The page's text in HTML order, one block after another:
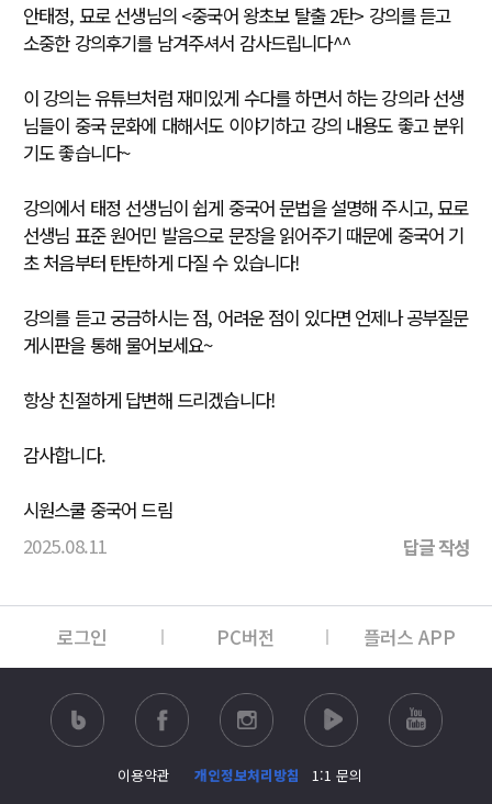
안태정, 묘로 선생님의 <중국어 왕초보 탈출 2탄> 강의를 듣고
소중한 강의후기를 남겨주셔서 감사드립니다^^
이 강의는 유튜브처럼 재미있게 수다를 하면서 하는 강의라 선생
님들이 중국 문화에 대해서도 이야기하고 강의 내용도 좋고 분위
기도 좋습니다~
강의에서 태정 선생님이 쉽게 중국어 문법을 설명해 주시고, 묘로
선생님 표준 원어민 발음으로 문장을 읽어주기 때문에 중국어 기
초 처음부터 탄탄하게 다질 수 있습니다!
강의를 듣고 궁금하시는 점, 어려운 점이 있다면 언제나 공부질문
게시판을 통해 물어보세요~
항상 친절하게 답변해 드리겠습니다!
감사합니다.
시원스쿨 중국어 드림
2025.08.11
답글 작성
로그인 PC버전 플러스 APP
이용약관 개인정보처리방침 1:1 문의